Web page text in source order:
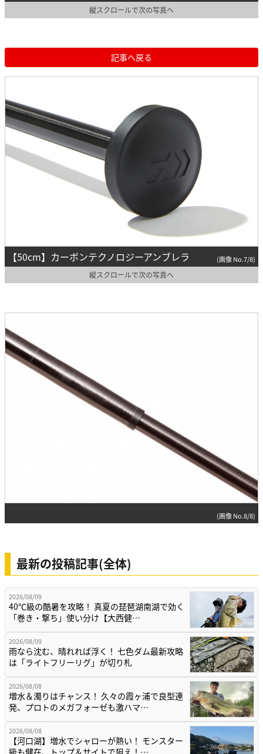
縦スクロールで次の写真へ
記事へ戻る
【50cm】カーボンテクノロジーアンブレラ (画像 No.7/8)
縦スクロールで次の写真へ
(画像 No.8/8)
最新の投稿記事(全体)
2026/08/09
40℃級の酷暑を攻略！ 真夏の琵琶湖南湖で効く
「巻き・撃ち」使い分け【大西健…
2026/08/09
雨なら沈む、晴れれば浮く！ 七色ダム最新攻略
は「ライトフリーリグ」が切り札
2026/08/08
増水＆濁りはチャンス！ 久々の霞ヶ浦で良型連
発、プロトのメガフォーゼも激ハマ…
2026/08/08
【河口湖】増水でシャローが熱い！ モンスター